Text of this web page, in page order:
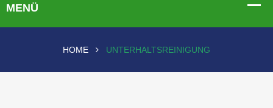
HOME UNTERHALTSREINIGUNG